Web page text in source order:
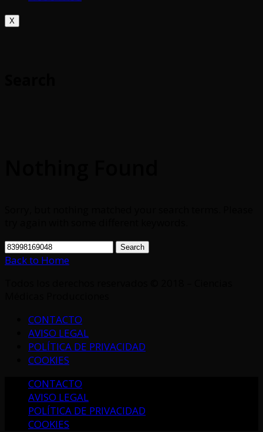
X
Search
Back to Home
CONTACTO
AVISO LEGAL
POLÍTICA DE PRIVACIDAD
COOKIES
CONTACTO
AVISO LEGAL
POLÍTICA DE PRIVACIDAD
COOKIES